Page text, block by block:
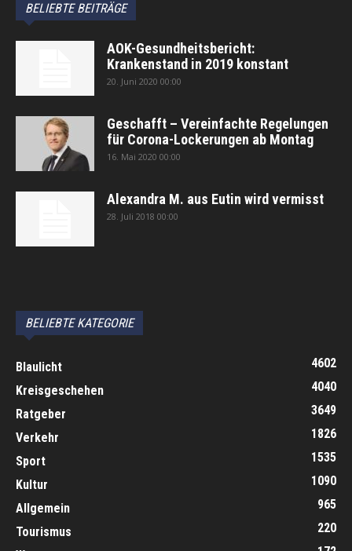
BELIEBTE BEITRÄGE
AOK-Gesundheitsbericht:
Krankenstand in 2019 konstant
20. Juni 2020 00:00
Geschafft – Vereinfachte Regelungen
für Corona-Lockerungen ab Montag
16. Mai 2020 00:00
Alexandra M. aus Eutin wird vermisst
28. Juli 2018 00:00
BELIEBTE KATEGORIE
Blaulicht
4602
Kreisgeschehen
4040
Ratgeber
3649
Verkehr
1826
Sport
1535
Kultur
1090
Allgemein
965
Tourismus
220